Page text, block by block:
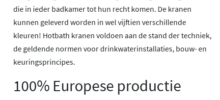
die in ieder badkamer tot hun recht komen. De kranen
kunnen geleverd worden in wel vijftien verschillende
kleuren! Hotbath kranen voldoen aan de stand der techniek,
de geldende normen voor drinkwaterinstallaties, bouw- en
keuringsprincipes.
100% Europese productie